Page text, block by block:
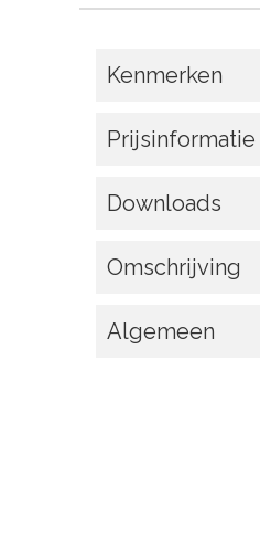
Kenmerken
Prijsinformatie
Downloads
Omschrijving
Algemeen